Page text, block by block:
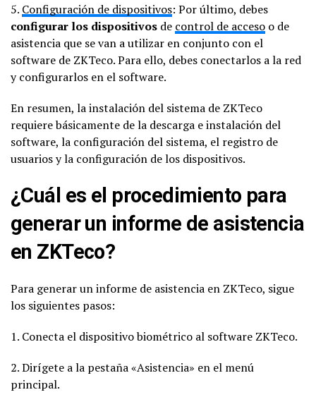
5. Configuración de dispositivos: Por último, debes
configurar los dispositivos de control de acceso o de
asistencia que se van a utilizar en conjunto con el
software de ZKTeco. Para ello, debes conectarlos a la red
y configurarlos en el software.
En resumen, la instalación del sistema de ZKTeco
requiere básicamente de la descarga e instalación del
software, la configuración del sistema, el registro de
usuarios y la configuración de los dispositivos.
¿Cuál es el procedimiento para
generar un informe de asistencia
en ZKTeco?
Para generar un informe de asistencia en ZKTeco, sigue
los siguientes pasos:
1. Conecta el dispositivo biométrico al software ZKTeco.
2. Dirígete a la pestaña «Asistencia» en el menú
principal.